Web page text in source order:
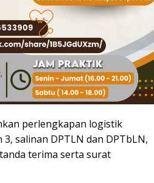
perlengkapan logistik
salinan DPTLN dan DPTbLN,
terima serta surat